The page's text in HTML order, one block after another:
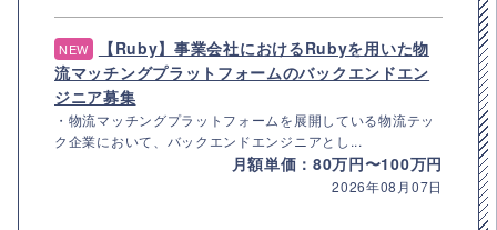
NEW
【Ruby】事業会社におけるRubyを用いた物
流マッチングプラットフォームのバックエンドエン
ジニア募集
・物流マッチングプラットフォームを展開している物流テッ
ク企業において、バックエンドエンジニアとし...
月額単価：80万円〜100万円
2026年08月07日